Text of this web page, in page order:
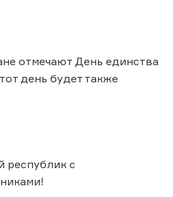
отмечают День единства
день будет также
республик с